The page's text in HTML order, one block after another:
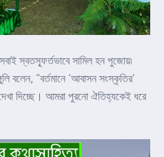
স্বতস্ফূর্তভাবে সামিল হন পুজোয়৷
বলেন, “বর্তমানে ‘আবাসন সংস্কৃতির’
দেখা দিচ্ছে। আমরা পুরনো ঐতিহ্যকেই ধরে